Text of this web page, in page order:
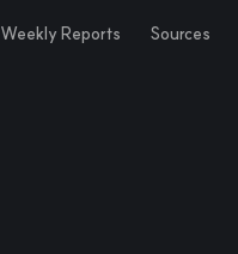
Weekly Reports Sources